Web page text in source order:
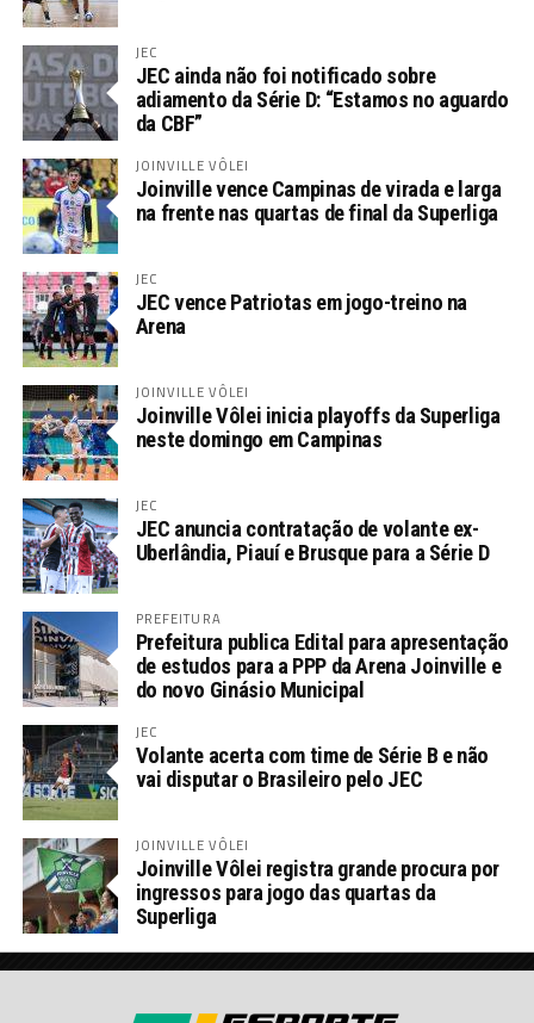
JEC
JEC ainda não foi notificado sobre
adiamento da Série D: “Estamos no aguardo
da CBF”
JOINVILLE VÔLEI
Joinville vence Campinas de virada e larga
na frente nas quartas de final da Superliga
JEC
JEC vence Patriotas em jogo-treino na
Arena
JOINVILLE VÔLEI
Joinville Vôlei inicia playoffs da Superliga
neste domingo em Campinas
JEC
JEC anuncia contratação de volante ex-
Uberlândia, Piauí e Brusque para a Série D
PREFEITURA
Prefeitura publica Edital para apresentação
de estudos para a PPP da Arena Joinville e
do novo Ginásio Municipal
JEC
Volante acerta com time de Série B e não
vai disputar o Brasileiro pelo JEC
JOINVILLE VÔLEI
Joinville Vôlei registra grande procura por
ingressos para jogo das quartas da
Superliga